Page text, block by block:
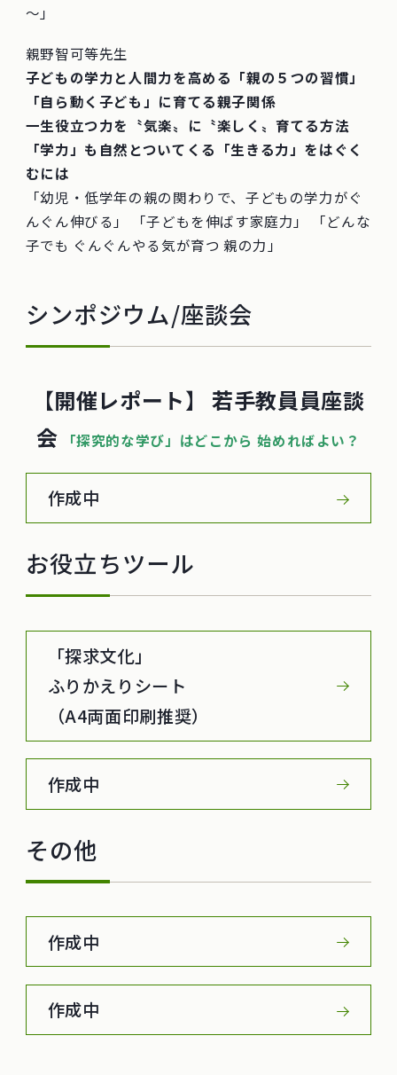
～」
親野智可等先生
子どもの学力と人間力を高める「親の５つの習慣」
「自ら動く子ども」に育てる親子関係
一生役立つ力を〝気楽〟に〝楽しく〟育てる方法
「学力」も自然とついてくる「生きる力」をはぐく
むには
「幼児・低学年の親の関わりで、子どもの学力がぐ
んぐん伸びる」 「子どもを伸ばす家庭力」 「どんな
子でも ぐんぐんやる気が育つ 親の力」
シンポジウム/座談会
【開催レポート】若手教員員座談
会
「探究的な学び」はどこから 始めればよい？
作成中
お役立ちツール
「探求文化」
ふりかえりシート
（A4両面印刷推奨）
作成中
その他
作成中
作成中